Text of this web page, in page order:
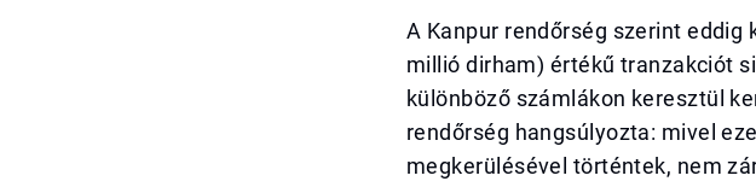
A Kanpur rendőrség szerint eddig
millió dirham) értékű tranzakciót
különböző számlákon keresztül
rendőrség hangsúlyozta: mivel
megkerülésével történtek, nem